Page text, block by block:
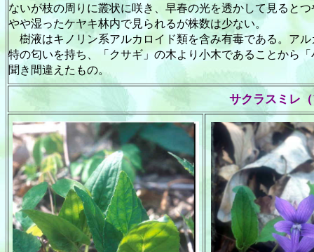
ないが枝の周りに叢状に咲き、早春の光を透かして見ると
やや湿ったケヤキ林内で見られるが株数は少ない。
樹液はキノリン系アルカロイド類を含み有毒である。ア
特の匂いを持ち、「クサギ」の木より小木であることから
聞き間違えたもの。
サクラスミレ（